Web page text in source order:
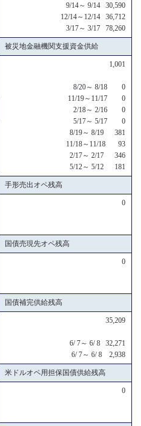
9/14～ 9/14 30,590
12/14～12/14 36,712
3/17～ 3/17 78,260
被災地金融機関支援資金供給
1,001
8/20～ 8/18 0
11/19～11/17 0
2/18～ 2/16 0
5/17～ 5/17 0
8/19～ 8/19 381
11/18～11/18 93
2/17～ 2/17 346
5/12～ 5/12 181
手形売出オペ残高
0
国債売現先オペ残高
0
国債補完供給残高
35,209
6/ 7～ 6/ 8 32,271
6/ 7～ 6/ 8 2,938
米ドルオペ用担保国債供給残高
0